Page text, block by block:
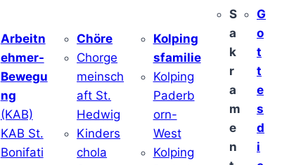
Arbeitn
ehmer-
Bewegu
ng
(KAB)
KAB St.
Bonifati
Chöre
Chorge
meinsch
aft St.
Hedwig
Kinders
chola
Kolping
sfamilie
Kolping
Paderb
orn-
West
Kolping
S
a
k
r
a
m
e
n
G
o
t
t
e
s
d
i